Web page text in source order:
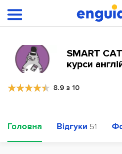
SMART
курси
8.9 з 10
Головна Відгуки 51